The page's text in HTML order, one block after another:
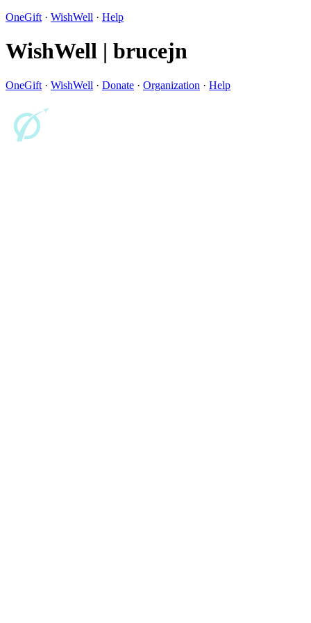
OneGift · WishWell · Help
WishWell | brucejn
OneGift · WishWell · Donate · Organization · Help